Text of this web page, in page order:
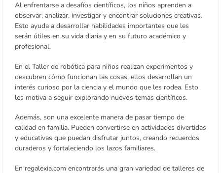
Al enfrentarse a desafíos científicos, los niños aprenden a
observar, analizar, investigar y encontrar soluciones creativas.
Esto ayuda a desarrollar habilidades importantes que les
serán útiles en su vida diaria y en su futuro académico y
profesional.
En el Taller de robótica para niños realizan experimentos y
descubren cómo funcionan las cosas, ellos desarrollan un
interés curioso por la ciencia y el mundo que les rodea. Esto
les motiva a seguir explorando nuevos temas científicos.
Además, son una excelente manera de pasar tiempo de
calidad en familia. Pueden convertirse en actividades divertidas
y educativas que puedan disfrutar juntos, creando recuerdos
duraderos y fortaleciendo los lazos familiares.
En regalexia.com encontrarás una gran variedad de talleres de